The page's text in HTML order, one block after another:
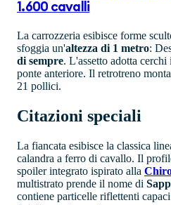
1.600 cavalli
La carrozzeria esibisce forme
sfoggia un'altezza di 1 metro:
di sempre. L'assetto adotta
ponte anteriore. Il retrotreno
21 pollici.
Citazioni speciali
La fiancata esibisce la classica
calandra a ferro di cavallo. Il
spoiler integrato ispirato alla
multistrato prende il nome di
contiene particelle riflettenti